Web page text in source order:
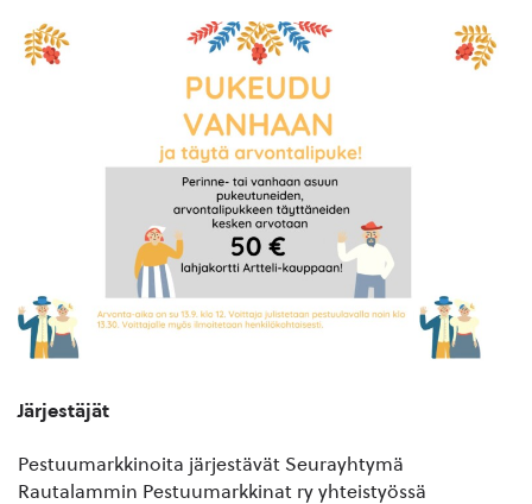
Järjestäjät
Pestuumarkkinoita järjestävät Seurayhtymä
Rautalammin Pestuumarkkinat ry yhteistyössä